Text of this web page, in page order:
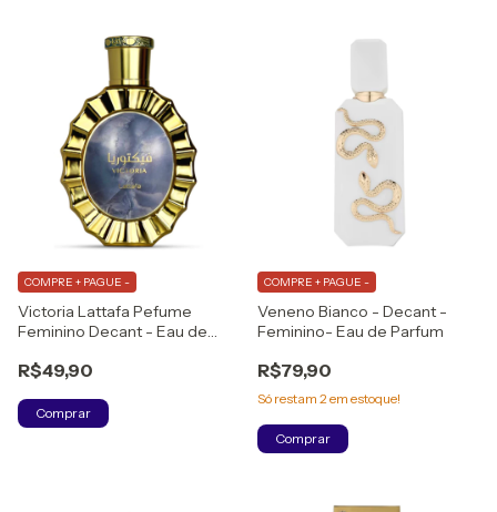
Victoria Lattafa Pefume
Feminino Decant - Eau de
R$49,90
COMPRE + PAGUE -
Comprar
Veneno Bianco - Decant -
Feminino- Eau de Parfum
R$79,90
COMPRE + PAGUE -
Só restam 2em estoque!
Comprar